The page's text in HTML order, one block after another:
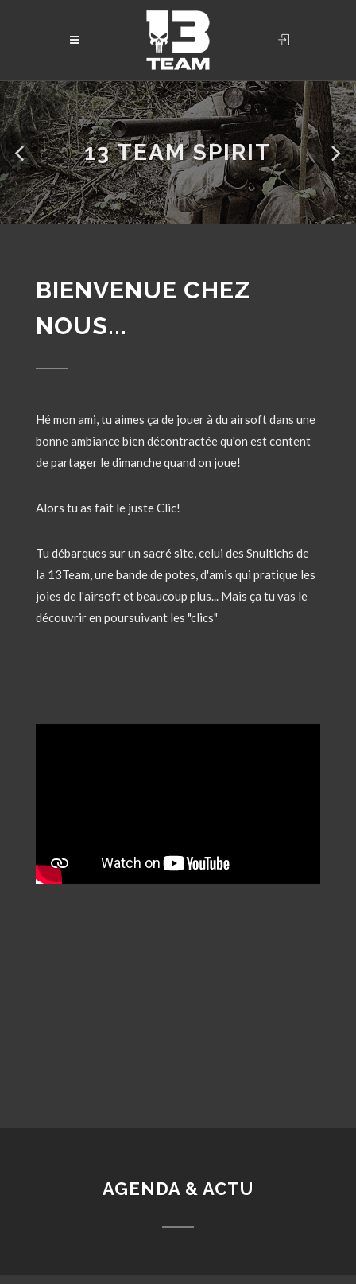
13 TEAM SPIRIT
BIENVENUE CHEZ
NOUS...
Hé mon ami, tu aimes ça de jouer à du airsoft dans une
bonne ambiance bien décontractée qu'on est content
de partager le dimanche quand on joue!
Alors tu as fait le juste Clic!
Tu débarques sur un sacré site, celui des Snultichs de
la 13Team, une bande de potes, d'amis qui pratique les
joies de l'airsoft et beaucoup plus... Mais ça tu vas le
découvrir en poursuivant les "clics"
AGENDA & ACTU